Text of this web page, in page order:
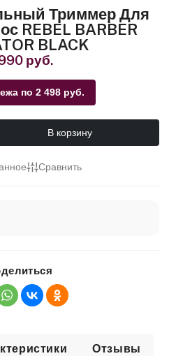
Триммер Для
REBEL BARBER
BLACK
руб.
по 2 498 руб.
В корзину
Сравнить
Отзывы